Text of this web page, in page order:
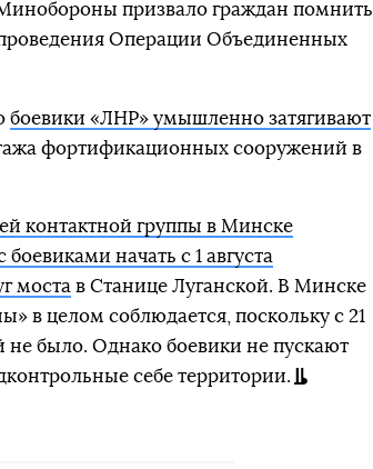
Минобороны призвало граждан помнить
Операции Объединенных
боевики «ЛНР» умышленно затягивают
фортификационных сооружений в
контактной группы в Минске
начать с 1 августа
моста в Станице Луганской. В Минске
в целом соблюдается, поскольку с 21
было. Однако боевики не пускают
себе территории.